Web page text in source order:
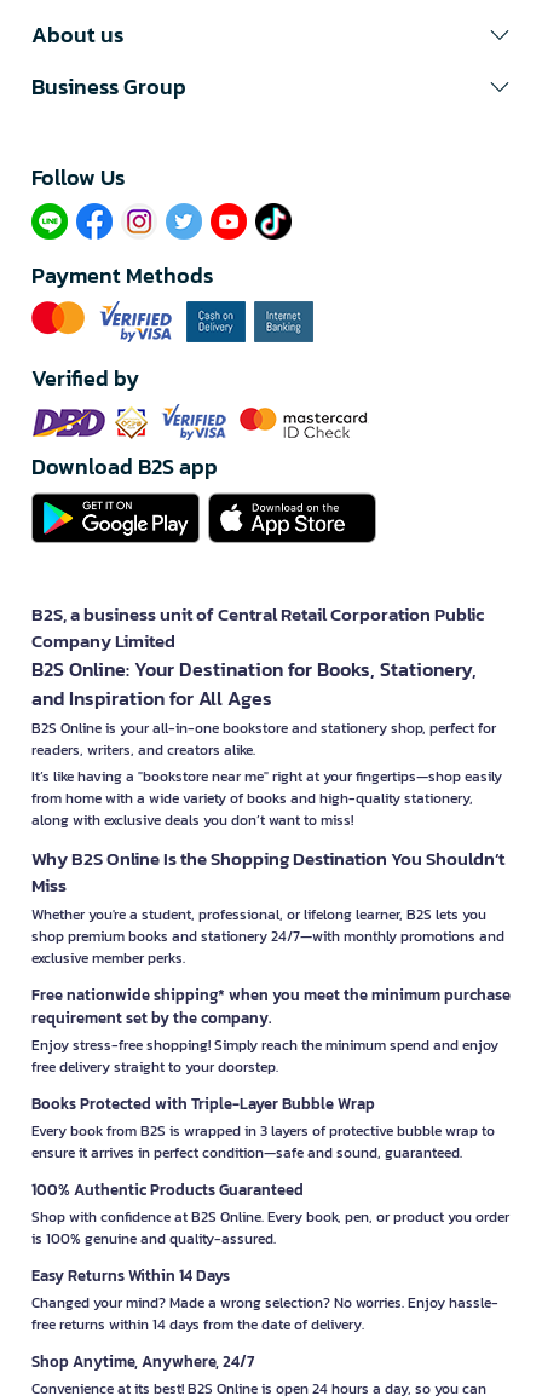
About us
Business Group
Follow Us​
Payment Methods
Verified by
Download B2S app
B2S, a business unit of Central Retail Corporation Public
Company Limited
B2S Online: Your Destination for Books, Stationery,
and Inspiration for All Ages
B2S Online is your all-in-one bookstore and stationery shop, perfect for
readers, writers, and creators alike.
It’s like having a "bookstore near me" right at your fingertips—shop easily
from home with a wide variety of books and high-quality stationery,
along with exclusive deals you don’t want to miss!
Why B2S Online Is the Shopping Destination You Shouldn’t
Miss
Whether you're a student, professional, or lifelong learner, B2S lets you
shop premium books and stationery 24/7—with monthly promotions and
exclusive member perks.
Free nationwide shipping* when you meet the minimum purchase
requirement set by the company.
Enjoy stress-free shopping! Simply reach the minimum spend and enjoy
free delivery straight to your doorstep.
Books Protected with Triple-Layer Bubble Wrap
Every book from B2S is wrapped in 3 layers of protective bubble wrap to
ensure it arrives in perfect condition—safe and sound, guaranteed.
100% Authentic Products Guaranteed
Shop with confidence at B2S Online. Every book, pen, or product you order
is 100% genuine and quality-assured.
Easy Returns Within 14 Days
Changed your mind? Made a wrong selection? No worries. Enjoy hassle-
free returns within 14 days from the date of delivery.
Shop Anytime, Anywhere, 24/7
Convenience at its best! B2S Online is open 24 hours a day, so you can